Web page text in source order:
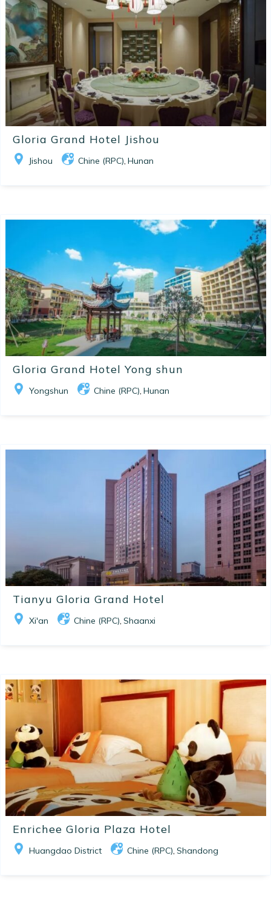
Gloria Grand Hotel Jishou
Jishou Chine (RPC), Hunan
Gloria Grand Hotel Yong shun
Yongshun Chine (RPC), Hunan
Tianyu Gloria Grand Hotel
Xi'an Chine (RPC), Shaanxi
Enrichee Gloria Plaza Hotel
Huangdao District Chine (RPC), Shandong